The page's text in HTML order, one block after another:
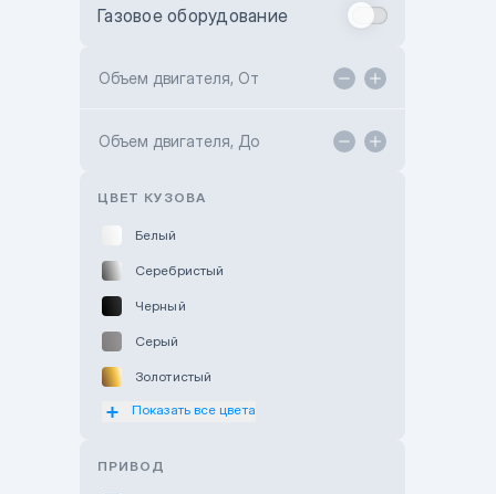
Toyota Kokshetau
Hyundai ShymCity
Газовое оборудование
Объем двигателя, От
Объем двигателя, До
ЦВЕТ КУЗОВА
Белый
Серебристый
Черный
Серый
Золотистый
Оранжевый
Показать все цвета
ПРИВОД